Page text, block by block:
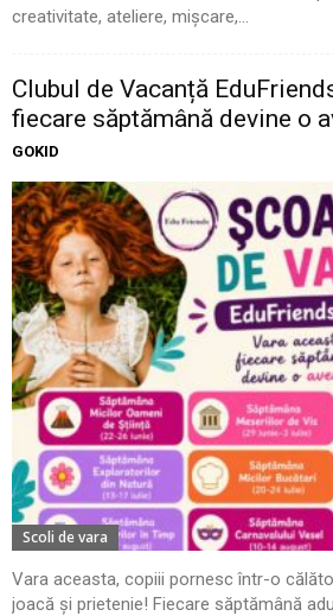
creativitate, ateliere, mișcare,...
Clubul de Vacanță
fiecare săptămână devine o
GOKID
Scoli de vara
Vara aceasta, copiii pornesc într-o
joacă și prietenie! Fiecare săptămână